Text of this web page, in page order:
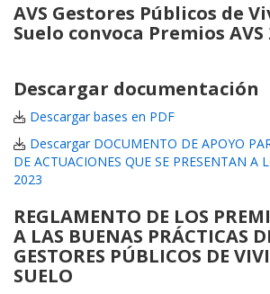
AVS Gestores Públicos de
Suelo convoca Premios AVS
Descargar documentación
Descargar bases en PDF
Descargar DOCUMENTO DE APOYO
DE ACTUACIONES QUE SE PRESENTAN A
2023
REGLAMENTO DE LOS
A LAS BUENAS PRÁCTICAS
GESTORES PÚBLICOS DE
SUELO